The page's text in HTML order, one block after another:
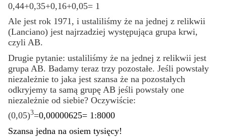
0,44+0,35+0,16+0,05= 1
Ale jest rok 1971, i ustaliliśmy że na jednej z relikwii
(Lanciano) jest najrzadziej występująca grupa krwi,
czyli AB.
Drugie pytanie: ustaliliśmy że na jednej z relikwii jest
grupa AB. Badamy teraz trzy pozostałe. Jeśli powstały
niezależnie to jaka jest szansa że na pozostałych
odkryjemy ta samą grupę AB jeśli powstały one
niezależnie od siebie? Oczywiście:
(0,05)3=0,00000625= 1:8000
Szansa jedna na osiem tysięcy!